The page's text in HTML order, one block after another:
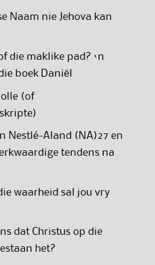
Naam nie Jehova kan
die maklike pad? ‘n
boek Daniël
(of
Nestlé-Aland (NA)27 en
tendens na
waarheid sal jou vry
dat Christus op die
het?